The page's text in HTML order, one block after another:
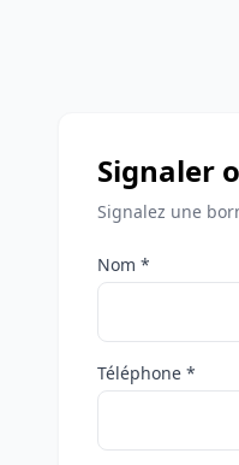
Signaler
Signalez une
Nom *
Téléphone *